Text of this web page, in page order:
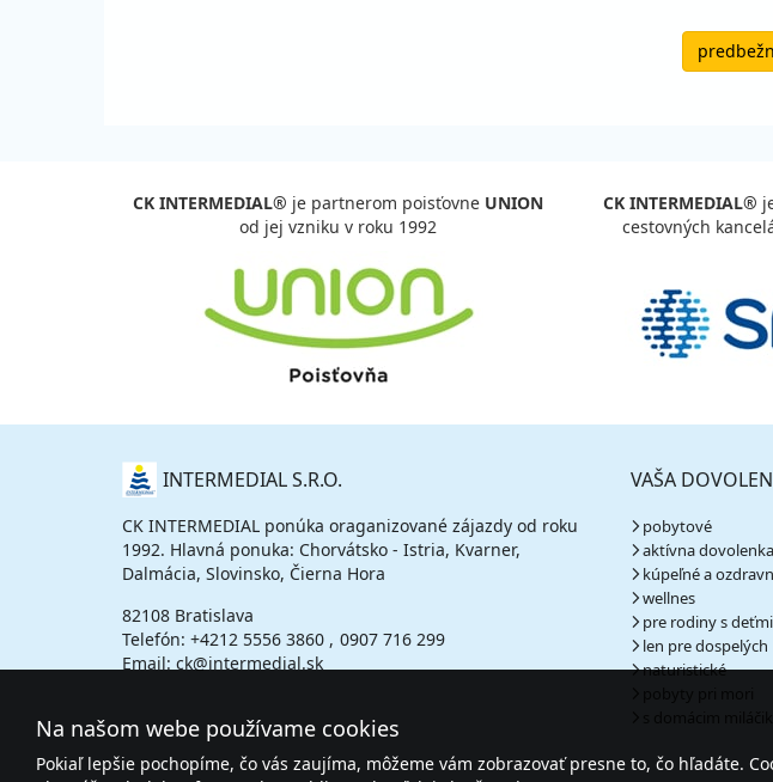
CK INTERMEDIAL® je partnerom poisťovne UNION
od jej vzniku v roku 1992
CK INTERMEDIAL®
cestovných
O
NÁS INTERMEDIAL S.R.O.
CK INTERMEDIAL ponúka oraganizované zájazdy od roku
1992. Hlavná ponuka: Chorvátsko - Istria, Kvarner,
Dalmácia, Slovinsko, Čierna Hora
82108 Bratislava
Telefón: +4212 5556 3860
0907 716 299
Email: ck@intermedial.sk
VAŠA
pobytové
aktívna dovolenka
kúpeľné a
wellnes
pre rodiny s deťmi
len pre dospelých
naturistické
Na našom webe používame cookies
Pokiaľ lepšie pochopíme, čo vás zaujíma, môžeme vám zobrazovať presne to, čo hľadáte.